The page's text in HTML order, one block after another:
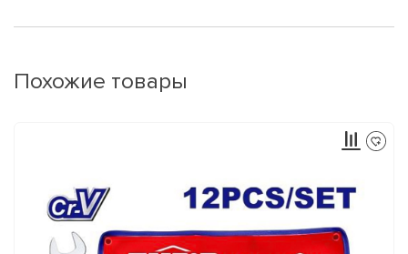
Похожие товары